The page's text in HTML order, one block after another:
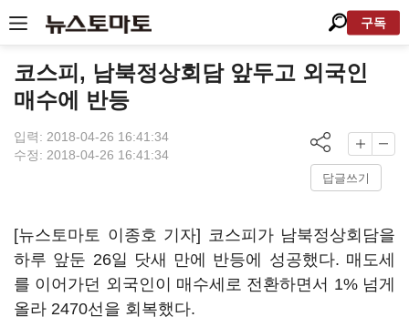
구독
코스피, 남북정상회담 앞두고 외국인
매수에 반등
입력: 2018-04-26 16:41:34
수정: 2018-04-26 16:41:34
답글쓰기
[뉴스토마토 이종호 기자] 코스피가 남북정상회담을
하루 앞둔 26일 닷새 만에 반등에 성공했다. 매도세
를 이어가던 외국인이 매수세로 전환하면서 1% 넘게
올라 2470선을 회복했다.